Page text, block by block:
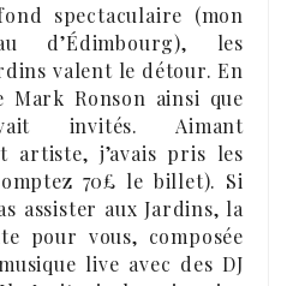
spectaculaire (mon
d’Édimbourg), les
valent le détour. En
Mark Ronson ainsi que
invités. Aimant
artiste, j’avais pris les
70£ le billet). Si
assister aux Jardins, la
pour vous, composée
live avec des DJ